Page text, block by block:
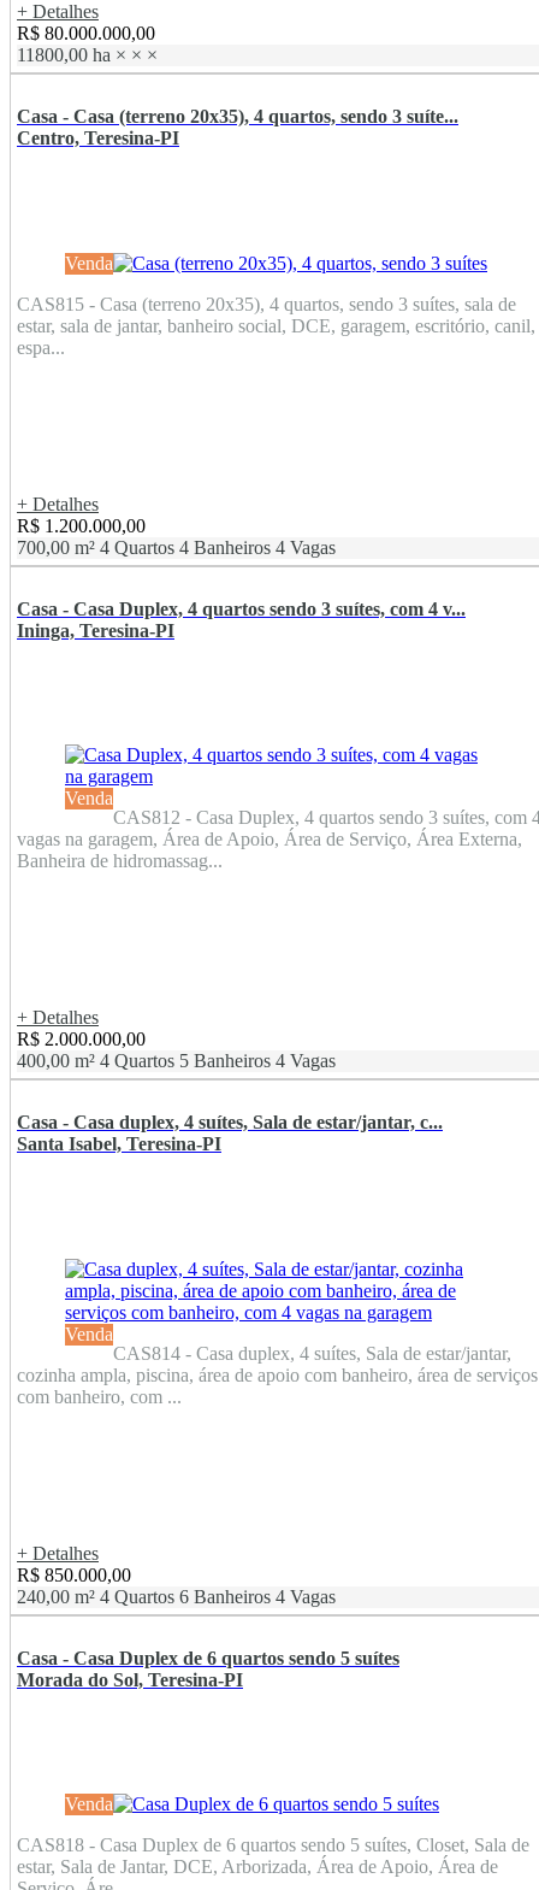
+ Detalhes
R$ 80.000.000,00
11800,00 ha × × ×
Casa - Casa (terreno 20x35), 4 quartos, sendo 3 suíte...
Centro, Teresina-PI
Venda
CAS815 - Casa (terreno 20x35), 4 quartos, sendo 3 suítes, sala de
estar, sala de jantar, banheiro social, DCE, garagem, escritório, canil,
espa...
+ Detalhes
R$ 1.200.000,00
700,00 m² 4 Quartos 4 Banheiros 4 Vagas
Casa - Casa Duplex, 4 quartos sendo 3 suítes, com 4 v...
Ininga, Teresina-PI
Venda
CAS812 - Casa Duplex, 4 quartos sendo 3 suítes, com
vagas na garagem, Área de Apoio, Área de Serviço, Área Externa,
Banheira de hidromassag...
+ Detalhes
R$ 2.000.000,00
400,00 m² 4 Quartos 5 Banheiros 4 Vagas
Casa - Casa duplex, 4 suítes, Sala de estar/jantar, c...
Santa Isabel, Teresina-PI
Venda
CAS814 - Casa duplex, 4 suítes, Sala de estar/jantar,
cozinha ampla, piscina, área de apoio com banheiro, área de serviços
com banheiro, com ...
+ Detalhes
R$ 850.000,00
240,00 m² 4 Quartos 6 Banheiros 4 Vagas
Casa - Casa Duplex de 6 quartos sendo 5 suítes
Morada do Sol, Teresina-PI
Venda
CAS818 - Casa Duplex de 6 quartos sendo 5 suítes, Closet, Sala de
estar, Sala de Jantar, DCE, Arborizada, Área de Apoio, Área de